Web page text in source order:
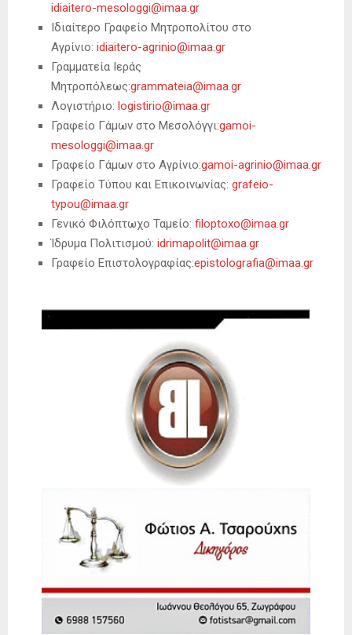
idiaitero-mesologgi@imaa.gr
Ιδιαίτερο Γραφείο Μητροπολίτου στο
Αγρίνιο: idiaitero-agrinio@imaa.gr
Γραμματεία Ιεράς
Μητροπόλεως:grammateia@imaa.gr
Λογιστήριο: logistirio@imaa.gr
Γραφείο Γάμων στο Μεσολόγγι:gamoi-
mesologgi@imaa.gr
Γραφείο Γάμων στο Αγρίνιο:gamoi-agrinio@imaa.gr
Γραφείο Τύπου και Επικοινωνίας: grafeio-
typou@imaa.gr
Γενικό Φιλόπτωχο Ταμείο: filoptoxo@imaa.gr
Ίδρυμα Πολιτισμού: idrimapolit@imaa.gr
Γραφείο Επιστολογραφίας:epistolografia@imaa.gr